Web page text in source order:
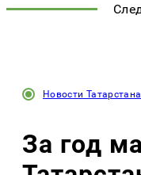
Новости Татарстана
За год